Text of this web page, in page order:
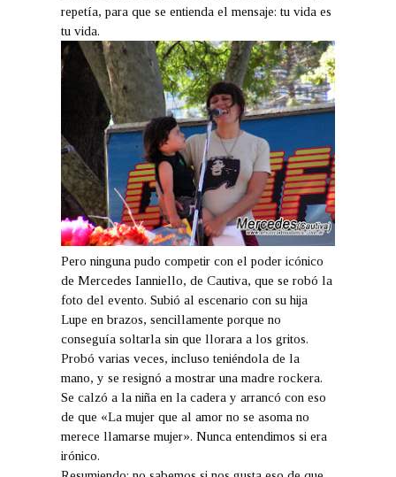
repetía, para que se entienda el mensaje: tu vida es
tu vida.
Pero ninguna pudo competir con el poder icónico
de Mercedes Ianniello, de Cautiva, que se robó la
foto del evento. Subió al escenario con su hija
Lupe en brazos, sencillamente porque no
conseguía soltarla sin que llorara a los gritos.
Probó varias veces, incluso teniéndola de la
mano, y se resignó a mostrar una madre rockera.
Se calzó a la niña en la cadera y arrancó con eso
de que «La mujer que al amor no se asoma no
merece llamarse mujer». Nunca entendimos si era
irónico.